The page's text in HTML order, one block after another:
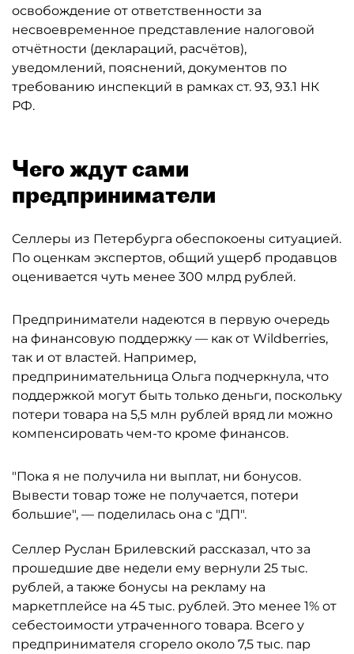
освобождение от ответственности за
несвоевременное представление налоговой
отчётности (деклараций, расчётов),
уведомлений, пояснений, документов по
требованию инспекций в рамках ст. 93, 93.1 НК
РФ.
Чего ждут сами
предприниматели
Селлеры из Петербурга обеспокоены ситуацией.
По оценкам экспертов, общий ущерб продавцов
оценивается чуть менее 300 млрд рублей.
Предприниматели надеются в первую очередь
на финансовую поддержку — как от Wildberries,
так и от властей. Например,
предпринимательница Ольга подчеркнула, что
поддержкой могут быть только деньги, поскольку
потери товара на 5,5 млн рублей вряд ли можно
компенсировать чем-то кроме финансов.
"Пока я не получила ни выплат, ни бонусов.
Вывести товар тоже не получается, потери
большие", — поделилась она с "ДП".
Селлер Руслан Брилевский рассказал, что за
прошедшие две недели ему вернули 25 тыс.
рублей, а также бонусы на рекламу на
маркетплейсе на 45 тыс. рублей. Это менее 1% от
себестоимости утраченного товара. Всего у
предпринимателя сгорело около 7,5 тыс. пар